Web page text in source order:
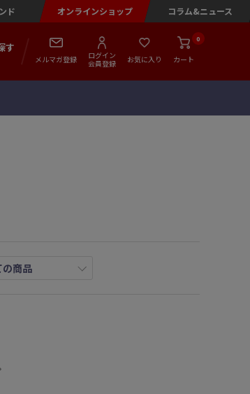
ド オンラインショップ コラム&ニュース
す
メルマガ登録
ログイン
会員登録
お気に入り カート
0
ォトファイル